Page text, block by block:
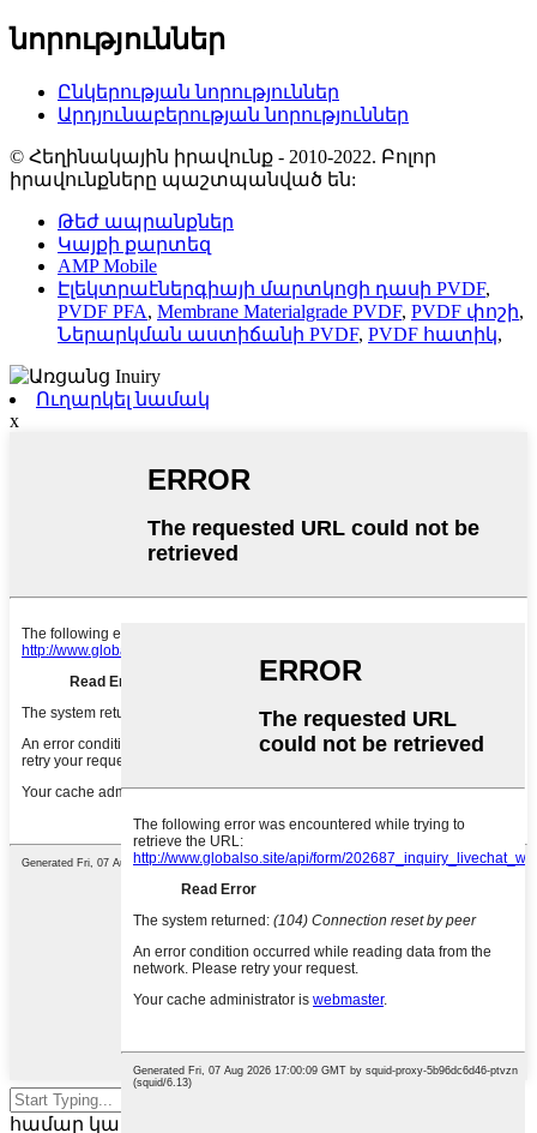
նորություններ
Ընկերության նորություններ
Արդյունաբերության նորություններ
© Հեղինակային իրավունք - 2010-2022. Բոլոր
իրավունքները պաշտպանված են:
Թեժ ապրանքներ
Կայքի քարտեզ
AMP Mobile
Էլեկտրաէներգիայի մարտկոցի դասի PVDF,
PVDF PFA, Membrane Materialgrade PVDF, PVDF փոշի,
Ներարկման աստիճանի PVDF, PVDF հատիկ,
Ուղարկել նամակ
x
համար կամ ESC՝ փակելու համար